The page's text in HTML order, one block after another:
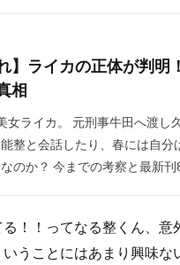
】ライカの正体が判
相
女ライカ。 元刑事牛田へ渡し
整と会話したり、春には自
のか？ 今までの考察と最新
！！ってなる整くん、
うことにはあまり興味